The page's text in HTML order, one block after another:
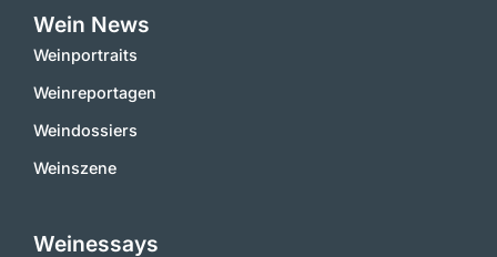
Wein News
Weinportraits
Weinreportagen
Weindossiers
Weinszene
Weinessays